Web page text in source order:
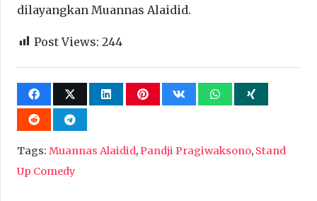
dilayangkan Muannas Alaidid.
Post Views: 244
Tags: Muannas Alaidid,Pandji Pragiwaksono, Stand
Up Comedy